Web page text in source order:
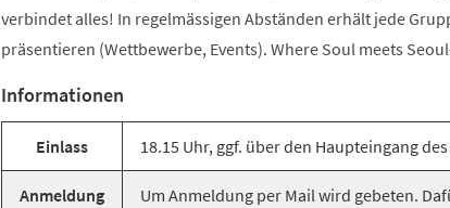
verbindet alles! In regelmässigen Abständen erhält jede
präsentieren (Wettbewerbe, Events). Where Soul meets
Informationen
Einlass 18.15 Uhr, ggf. über den Haupteingang
Anmeldung
Um Anmeldung per Mail wird gebeten.